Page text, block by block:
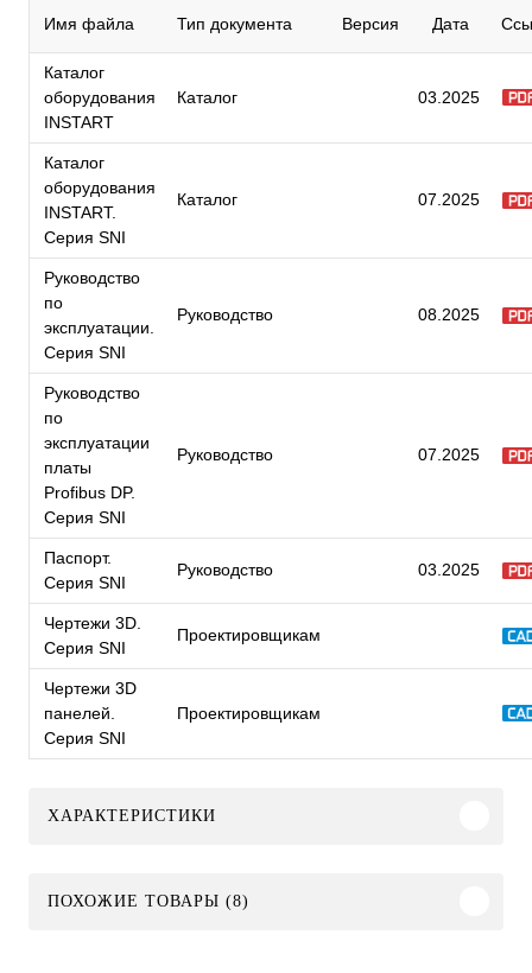
Имя файла Тип документа Версия Дата
Каталог
оборудования
INSTART
Каталог 03.2025
Каталог
оборудования
INSTART.
Серия SNI
Каталог 07.2025
Руководство
по
эксплуатации.
Серия SNI
Руководство 08.2025
Руководство
по
эксплуатации
платы
Profibus DP.
Серия SNI
Руководство 07.2025
Паспорт.
Серия SNI
Руководство 03.2025
Чертежи 3D.
Серия SNI
Проектировщикам
Чертежи 3D
панелей.
Серия SNI
Проектировщикам
ХАРАКТЕРИСТИКИ
ПОХОЖИЕ ТОВАРЫ (8)